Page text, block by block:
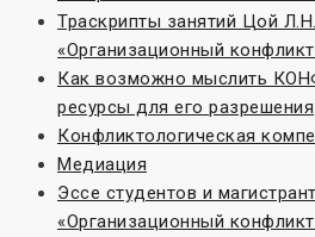
Траскрипты занятий Цой
«Организационный
Как возможно мыслить
ресурсы для его разрешения
Конфликтологическая
Медиация
Эссе студентов и
«Организационный